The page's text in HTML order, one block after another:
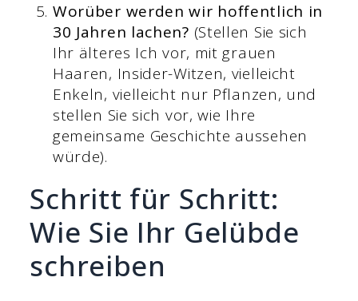
Worüber werden wir hoffentlich in
30 Jahren lachen? (Stellen Sie sich
Ihr älteres Ich vor, mit grauen
Haaren, Insider-Witzen, vielleicht
Enkeln, vielleicht nur Pflanzen, und
stellen Sie sich vor, wie Ihre
gemeinsame Geschichte aussehen
würde).
Schritt für Schritt:
Wie Sie Ihr Gelübde
schreiben